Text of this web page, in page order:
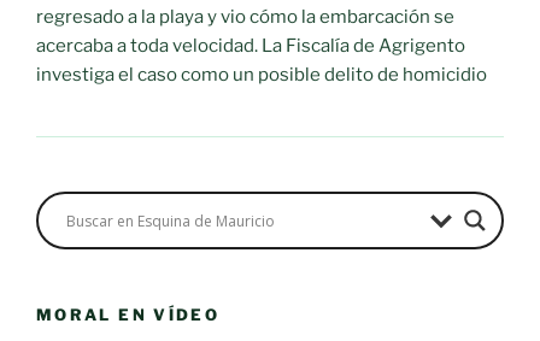
regresado a la playa y vio cómo la embarcación se
acercaba a toda velocidad. La Fiscalía de Agrigento
investiga el caso como un posible delito de homicidio
MORAL EN VÍDEO